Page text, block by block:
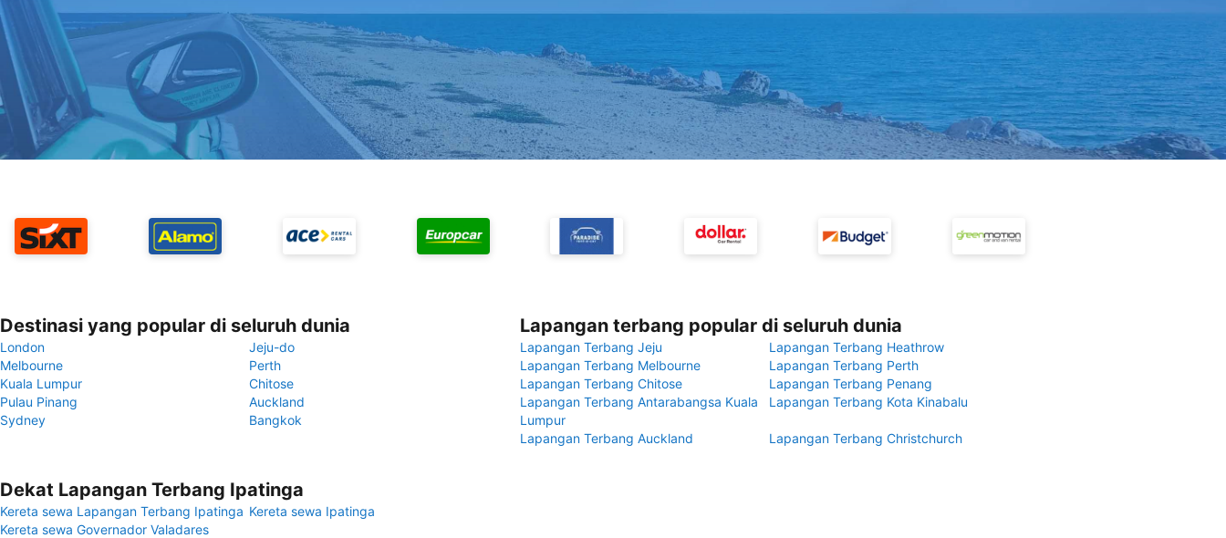
Destinasi yang popular di seluruh dunia
London
Jeju-do
Melbourne
Perth
Kuala Lumpur
Chitose
Pulau Pinang
Auckland
Sydney
Bangkok
Lapangan terbang popular di seluruh dunia
Lapangan Terbang Jeju
Lapangan Terbang Heathrow
Lapangan Terbang Melbourne
Lapangan Terbang Perth
Lapangan Terbang Chitose
Lapangan Terbang Penang
Lapangan Terbang Antarabangsa Kuala
Lumpur
Lapangan Terbang Kota Kinabalu
Lapangan Terbang Auckland Lapangan Terbang Christchurch
Dekat Lapangan Terbang Ipatinga
Kereta sewa Lapangan Terbang Ipatinga Kereta sewa Ipatinga
Kereta sewa Governador Valadares